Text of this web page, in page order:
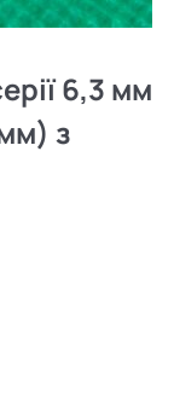
6,3 мм
з